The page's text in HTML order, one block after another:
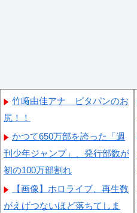
竹﨑由佳アナ ピタパンのお
尻！！
かつて650万部を誇った「週
刊少年ジャンプ」、発行部数が
初の100万部割れ
【画像】ホロライブ、再生数
がえげつないほど落ちてしま